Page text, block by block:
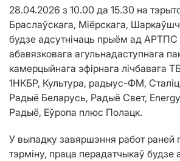
28.04.2026 з 10.00 да 15.30 на
Браслаўскага, Міёрскага,
будзе адсутнічаць прыём ад АРТПС
абавязковага агульнадаступнага
камерцыйнага эфірнага лічбавага
1НКБР, Культура, радыус-ФМ,
Радыё Беларусь, Радыё Свет,
Радыё, Еўропа плюс Полацк.
У выпадку завяршэння работ раней
тэрміну, праца перадатчыкаў будзе